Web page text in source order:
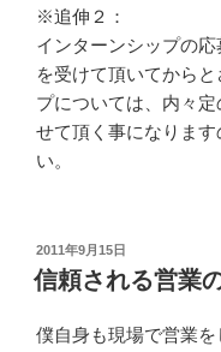
※追伸２：
インターンシップの
を受けて頂いてから
プについては、内々
せて頂く事になりま
い。
投
稿
日:
2011年9月15日
信頼される営業
僕自身も現場で営業